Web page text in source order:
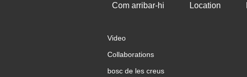
Com arribar-hi Location
Video
Collaborations
bosc de les creus